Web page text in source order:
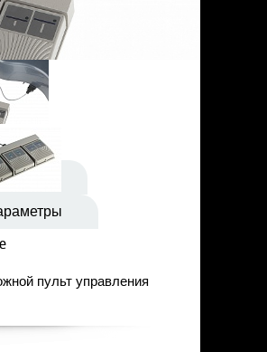
пульт управления